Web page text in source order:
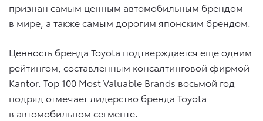
признан самым ценным автомобильным брендом
в мире, а также самым дорогим японским брендом.
Ценность бренда Toyota подтверждается еще одним
рейтингом, составленным консалтинговой фирмой
Kantor. Top 100 Most Valuable Brands восьмой год
подряд отмечает лидерство бренда Toyota
в автомобильном сегменте.